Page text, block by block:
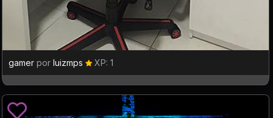
gamer por luizmps XP: 1